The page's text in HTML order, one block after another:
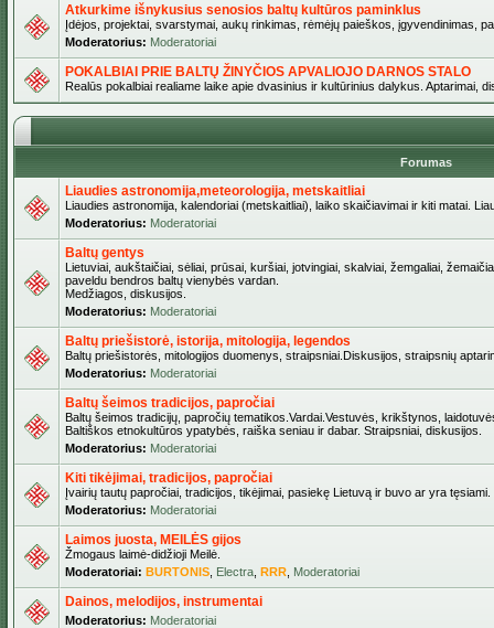
Atkurkime išnykusius senosios baltų kultūros paminklus
Įdėjos, projektai, svarstymai, aukų rinkimas, rėmėjų paieškos, įgyvendinimas,
Moderatorius: Moderatoriai
POKALBIAI PRIE BALTŲ ŽINYČIOS APVALIOJO DARNOS STALO
Realūs pokalbiai realiame laike apie dvasinius ir kultūrinius dalykus. Aptarimai,
Forumas
Liaudies astronomija,meteorologija, metskaitliai
Liaudies astronomija, kalendoriai (metskaitliai), laiko skaičiavimai ir kiti matai.
Moderatorius: Moderatoriai
Baltų gentys
Lietuviai, aukštaičiai, sėliai, prūsai, kuršiai, jotvingiai, skalviai, žemgaliai,
paveldu bendros baltų vienybės vardan.
Medžiagos, diskusijos.
Moderatorius: Moderatoriai
Baltų priešistorė, istorija, mitologija, legendos
Baltų priešistorės, mitologijos duomenys, straipsniai.Diskusijos, straipsnių
Moderatorius: Moderatoriai
Baltų šeimos tradicijos, papročiai
Baltų šeimos tradicijų, papročių tematikos.Vardai.Vestuvės, krikštynos,
Baltiškos etnokultūros ypatybės, raiška seniau ir dabar. Straipsniai, diskusijos.
Moderatorius: Moderatoriai
Kiti tikėjimai, tradicijos, papročiai
Įvairių tautų papročiai, tradicijos, tikėjimai, pasiekę Lietuvą ir buvo ar yra tęsiami.
Moderatorius: Moderatoriai
Laimos juosta, MEILĖS gijos
Žmogaus laimė-didžioji Meilė.
Moderatoriai: BURTONIS Electra RRR Moderatoriai
Dainos, melodijos, instrumentai
Moderatorius: Moderatoriai